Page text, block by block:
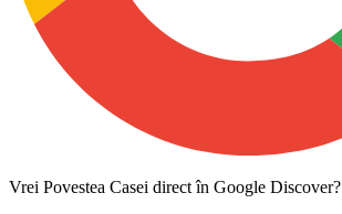
Vrei Povestea Casei direct în Google Discover?